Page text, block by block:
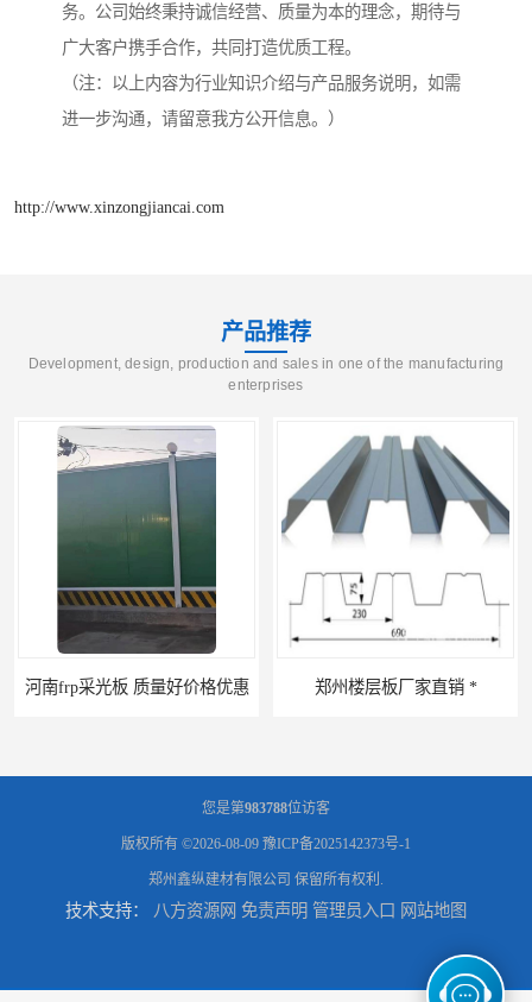
务。公司始终秉持诚信经营、质量为本的理念，期待与
广大客户携手合作，共同打造优质工程。
（注：以上内容为行业知识介绍与产品服务说明，如需
进一步沟通，请留意我方公开信息。）
http://www.xinzongjiancai.com
产品推荐
Development, design, production and sales in one of the manufacturing
enterprises
郑州楼层板厂家直销 *
河南郑州生产加工彩钢围挡 郑州鑫纵 质量好 围挡加工 三门峡生产加工彩钢围挡 郑州鑫纵 质量好 围挡加工
您是第983788位访客
版权所有 ©2026-08-09 豫ICP备2025142373号-1
郑州鑫纵建材有限公司 保留所有权利.
技术支持： 八方资源网 免责声明 管理员入口 网站地图